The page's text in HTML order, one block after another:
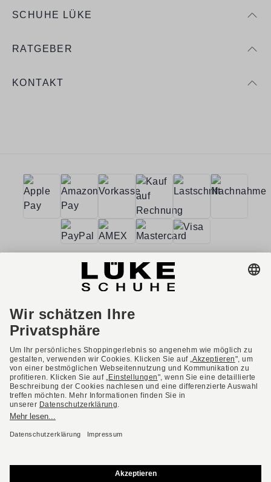
SCHUHE LÜKE
RATGEBER
KONTAKT
AGB Barrierefreiheit
Impressum
Datenschutzerklärung
Datenschutzeinstellungen